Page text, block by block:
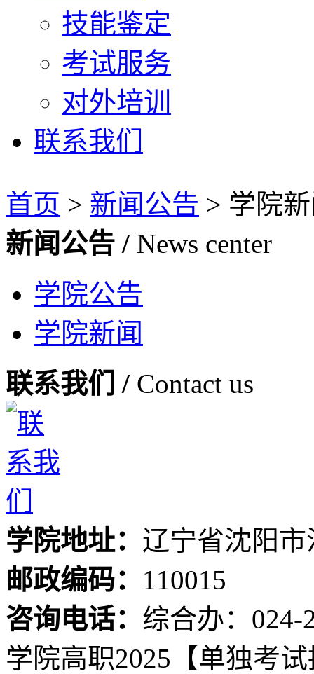
技能鉴定
考试服务
对外培训
联系我们
首页 > 新闻公告 > 学院
新闻公告 / News center
学院公告
学院新闻
联系我们 / Contact us
学院地址： 辽宁省沈阳
邮政编码： 110015
咨询电话： 综合办：024-
学院高职2025【单独考